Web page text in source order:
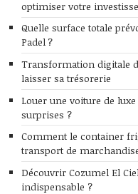
optimiser votre
Quelle surface totale
Padel ?
Transformation digitale
laisser sa trésorerie
Louer une voiture de
surprises ?
Comment le container
transport de
Découvrir Cozumel El
indispensable ?